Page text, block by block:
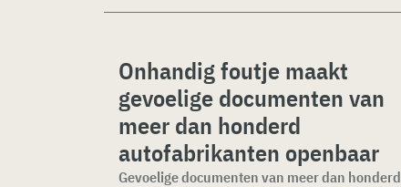
Onhandig foutje maakt
gevoelige documenten van
meer dan honderd
autofabrikanten openbaar
Gevoelige documenten van meer dan honderd